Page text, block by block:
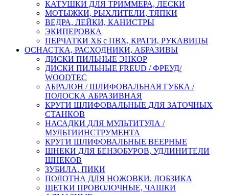
КАТУШКИ ДЛЯ ТРИММЕРА, ЛЕСКИ
МОТЫЖКИ, РЫХЛИТЕЛИ, ТЯПКИ
ВЕДРА, ЛЕЙКИ, КАНИСТРЫ
ЭКИПЕРОВКА
ПЕРЧАТКИ ХБ с ПВХ, КРАГИ, РУКАВИЦЫ
ОСНАСТКА, РАСХОДНИКИ, АБРАЗИВЫ
ДИСКИ ПИЛЬНЫЕ ЭНКОР
ДИСКИ ПИЛЬНЫЕ FREUD / ФРЕУД/
WOODTEC
АБРАЛОН / ШЛИФОВАЛЬНАЯ ГУБКА /
ПОЛОСКА АБРАЗИВНАЯ
КРУГИ ШЛИФОВАЛЬНЫЕ ДЛЯ ЗАТОЧНЫХ
СТАНКОВ
НАСАДКИ ДЛЯ МУЛЬТИТУЛА /
МУЛЬТИИНСТРУМЕНТА
КРУГИ ШЛИФОВАЛЬНЫЕ ВЕЕРНЫЕ
ШНЕКИ ДЛЯ БЕНЗОБУРОВ, УДЛИНИТЕЛИ
ШНЕКОВ
ЗУБИЛА, ПИКИ
ПОЛОТНА ДЛЯ НОЖОВКИ, ЛОБЗИКА
ЩЕТКИ ПРОВОЛОЧНЫЕ, ЧАШКИ